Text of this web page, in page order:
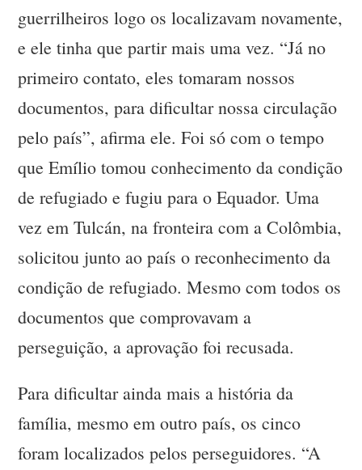
guerrilheiros logo os localizavam novamente,
e ele tinha que partir mais uma vez. “Já no
primeiro contato, eles tomaram nossos
documentos, para dificultar nossa circulação
pelo país”, afirma ele. Foi só com o tempo
que Emílio tomou conhecimento da condição
de refugiado e fugiu para o Equador. Uma
vez em Tulcán, na fronteira com a Colômbia,
solicitou junto ao país o reconhecimento da
condição de refugiado. Mesmo com todos os
documentos que comprovavam a
perseguição, a aprovação foi recusada.
Para dificultar ainda mais a história da
família, mesmo em outro país, os cinco
foram localizados pelos perseguidores. “A